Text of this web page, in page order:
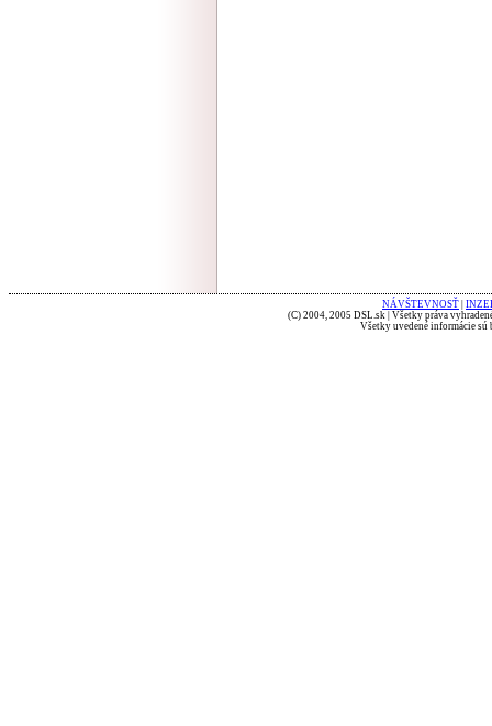
NÁVŠTEVNOSŤ
(C) 2004, 2005 DSL.sk | Všetky práva
Všetky uvedené informácie sú